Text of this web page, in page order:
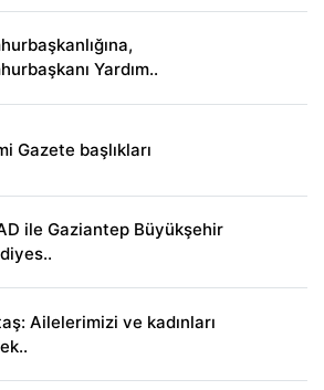
Yardım..
Gazete başlıkları
ile Gaziantep Büyükşehir
Ailelerimizi ve kadınları